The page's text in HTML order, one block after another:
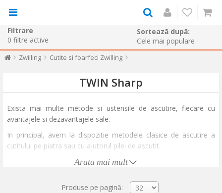
Filtrare
0 filtre active
Sortează după:
Zwilling Cutite si foarfeci Zwilling
TWIN Sharp
Exista mai multe metode si ustensile de ascutire, fiecare cu
avantajele si dezavantajele sale.
In principal, avem la dispozitie metodele clasice de ascutire a
cutitului pe piatra sau cu ajutorul pilei de ascutit.
Mai exista insa instrumentele noi de ascutit care folosesc si ele
alt material dur: piatra, otel, diamant, ceramica, sticla, etc).
Arata mai mult
Produse pe pagină: